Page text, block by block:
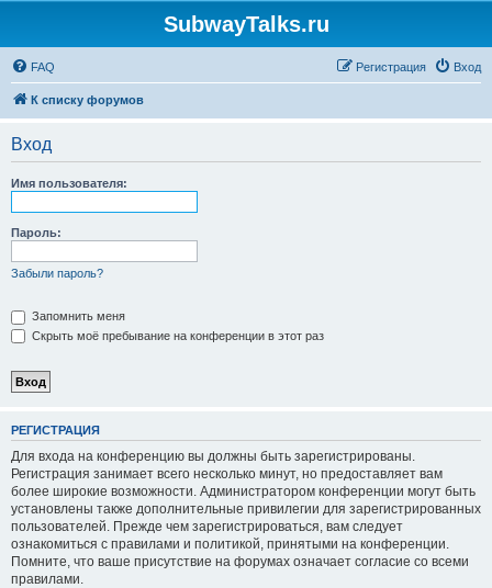
SubwayTalks.ru
FAQ Вход
Регистрация
К списку форумов
Вход
Имя пользователя:
Пароль:
Забыли пароль?
Запомнить меня
Скрыть моё пребывание на конференции в этот раз
РЕГИСТРАЦИЯ
Для входа на конференцию вы должны быть зарегистрированы.
Регистрация занимает всего несколько минут, но предоставляет вам
более широкие возможности. Администратором конференции могут быть
установлены также дополнительные привилегии для зарегистрированных
пользователей. Прежде чем зарегистрироваться, вам следует
ознакомиться с правилами и политикой, принятыми на конференции.
Помните, что ваше присутствие на форумах означает согласие со всеми
правилами.